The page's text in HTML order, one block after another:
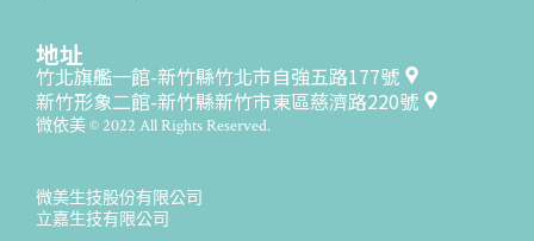
地址
竹北旗艦一館-新竹縣竹北市自強五路177號
新竹形象二館-新竹縣新竹市東區慈濟路220號
微依美 © 2022 All Rights Reserved.
微美生技股份有限公司
立嘉生技有限公司